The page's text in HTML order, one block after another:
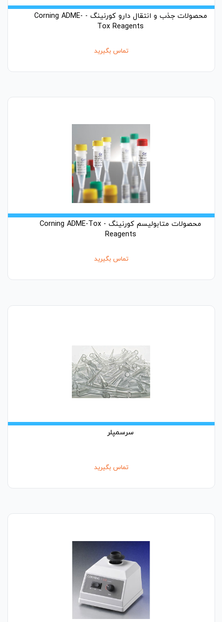
محصولات جذب و انتقال دارو کورنینگ - Corning ADME-
Tox Reagents
تماس بگیرید
محصولات متابولیسم کورنینگ - Corning ADME-Tox
Reagents
تماس بگیرید
سرسمپلر
تماس بگیرید